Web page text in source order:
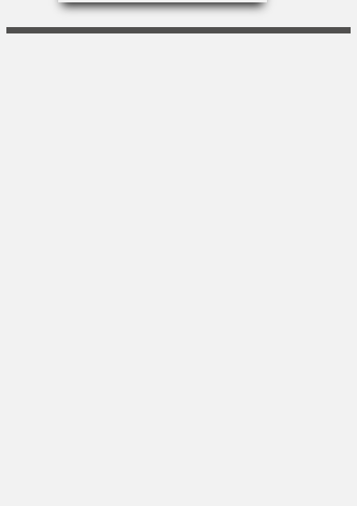
+49 (0)5161 3116